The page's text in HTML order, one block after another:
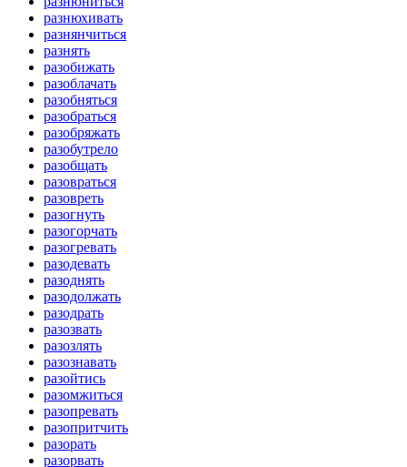
разнюхивать
разнянчиться
разнять
разобижать
разоблачать
разобняться
разобраться
разобряжать
разобутрело
разобщать
разовраться
разовреть
разогнуть
разогорчать
разогревать
разодевать
разоднять
разодолжать
разодрать
разозвать
разозлять
разознавать
разойтись
разомжиться
разопревать
разопритчить
разорать
разорвать